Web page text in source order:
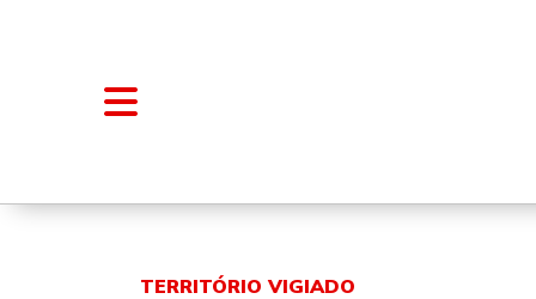
TERRITÓRIO VIGIADO